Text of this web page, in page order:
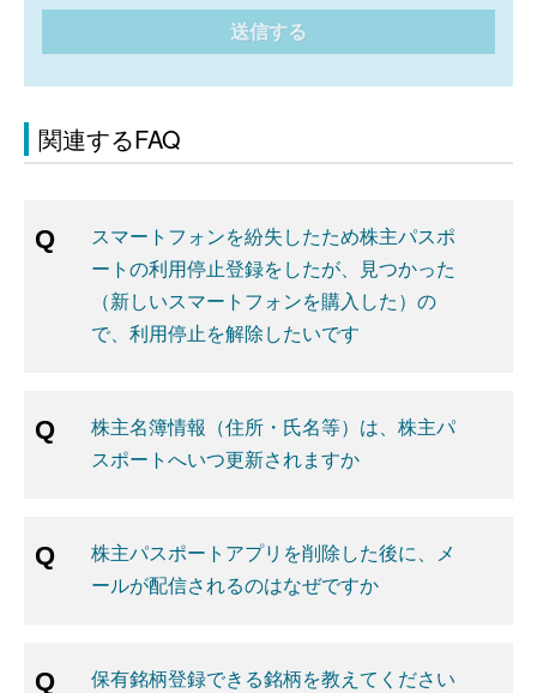
送信する
関連するFAQ
スマートフォンを紛失したため株主パスポ
ートの利用停止登録をしたが、見つかった
（新しいスマートフォンを購入した）の
で、利用停止を解除したいです
株主名簿情報（住所・氏名等）は、株主パ
スポートへいつ更新されますか
株主パスポートアプリを削除した後に、メ
ールが配信されるのはなぜですか
保有銘柄登録できる銘柄を教えてください